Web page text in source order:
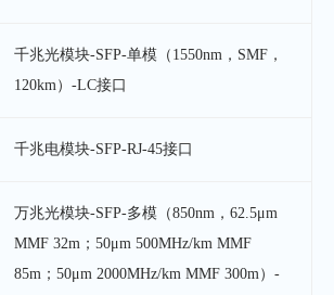
千兆光模块-SFP-单模（1550nm，SMF，
120km）-LC接口
千兆电模块-SFP-RJ-45接口
万兆光模块-SFP-多模（850nm，62.5μm
MMF 32m；50μm 500MHz/km MMF
85m；50μm 2000MHz/km MMF 300m）-